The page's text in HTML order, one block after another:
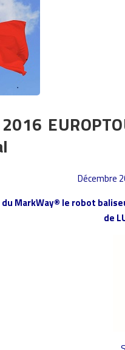
Décembre
MarkWay® le robot
de